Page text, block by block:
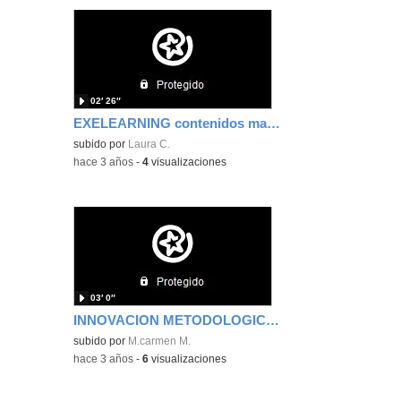
EXELEARNING contenidos matemáticas
subido por Laura C.
02′ 26″
-hace 3 años -4 visualizaciones
INNOVACION METODOLOGICA.Maria Carmen Martin
subido por M.carmen M.
03′ 0″
-hace 3 años -6 visualizaciones